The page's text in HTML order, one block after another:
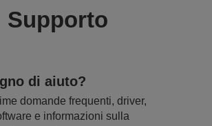
Supporto
di aiuto?
domande frequenti, driver,
e informazioni sulla